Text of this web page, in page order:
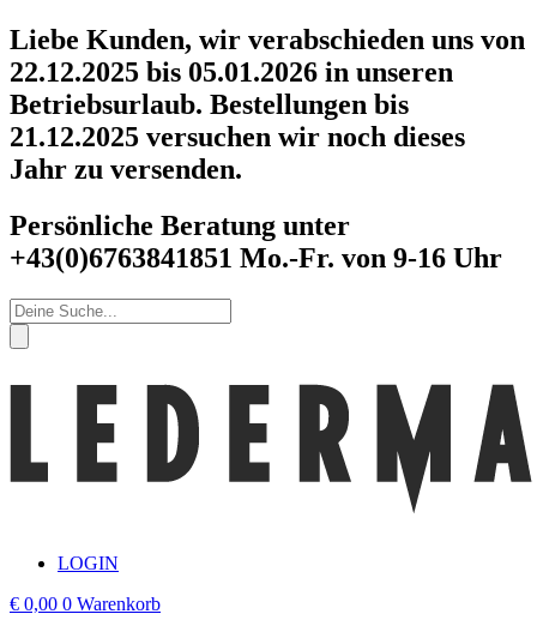
Zum
Inhalt
springen
Liebe Kunden, wir verabschieden uns von
22.12.2025 bis 05.01.2026 in unseren
Betriebsurlaub. Bestellungen bis
21.12.2025 versuchen wir noch dieses
Jahr zu versenden.
Persönliche Beratung unter
+43(0)6763841851 Mo.-Fr. von 9-16 Uhr
Products
search
LOGIN
€ 0,00 0 Warenkorb